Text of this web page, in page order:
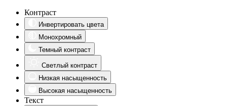
Контраст
Инвертировать цвета
Монохромный
Темный контраст
Светлый контраст
Низкая насыщенность
Высокая насыщенность
Текст